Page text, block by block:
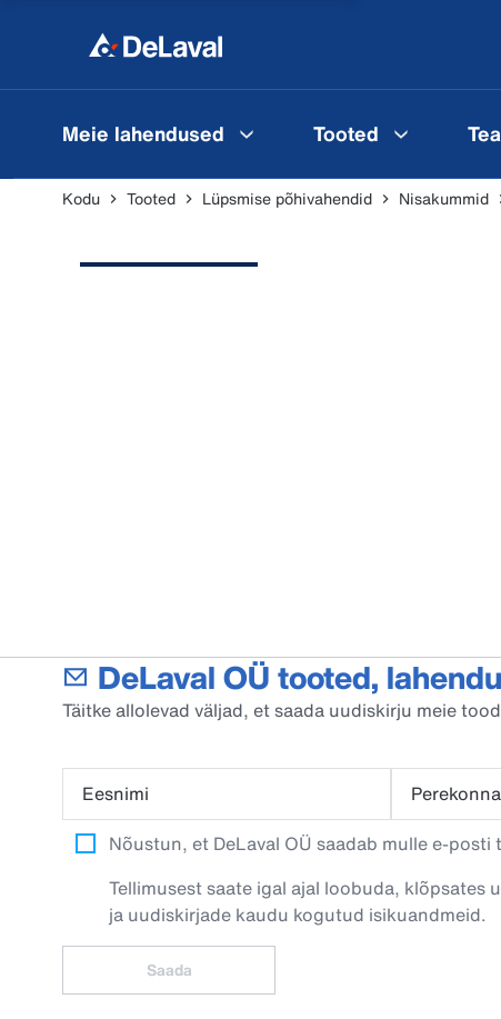
Meie lahendused Tooted
Kodu Tooted Lüpsmise põhivahendid Nisakummid
DeLaval OÜ tooted,
Täitke allolevad väljad, et saada uudiskirju meie
Eesnimi
Nõustun, et DeLaval OÜ saadab mulle e-
Tellimusest saate igal ajal loobuda,
ja uudiskirjade kaudu kogutud isikuandmeid.
Saada